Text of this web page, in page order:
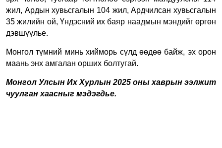
жил, Ардын хувьсгалын 104 жил, Ардчилсан хувьсгалын
35 жилийн ой, Үндэсний их баяр наадмын мэндийг өргөн
дэвшүүлье.
Монгол түмний минь хийморь сүлд өөдөө байж, эх орон
маань энх амгалан орших болтугай.
Монгол Улсын Их Хурлын 2025 оны хаврын ээлжит
чуулган хаасныг мэдэгдье.